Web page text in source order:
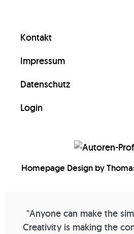
Kontakt
Impressum
Datenschutz
Login
Homepage Design by
"Anyone can make the
Creativity is making the